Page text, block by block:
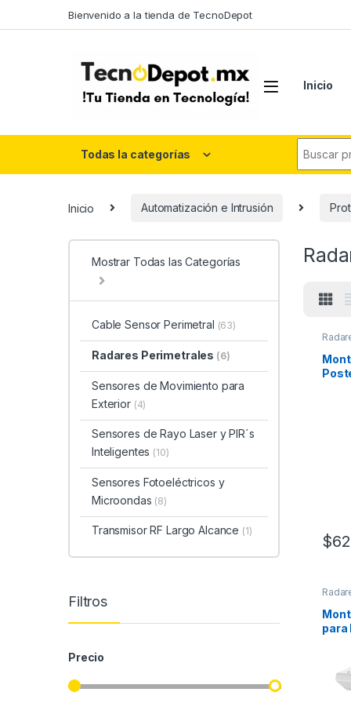
Bienvenido a la tienda de TecnoDepot
Inicio
Todas la categorías
Inicio Automatización e Intrusión
$
para
Mostrar Todas las Categorías
Cable Sensor Perimetral (63)
Radares Perimetrales (6)
Sensores de Movimiento para
Exterior (4)
Sensores de Rayo Laser y PIR´s
Inteligentes (10)
Sensores Fotoeléctricos y
Microondas (8)
Transmisor RF Largo Alcance (1)
Filtros
Precio